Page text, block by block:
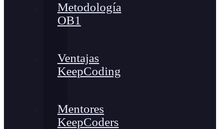
Metodología
OB1
Ventajas
KeepCoding
Mentores
KeepCoders